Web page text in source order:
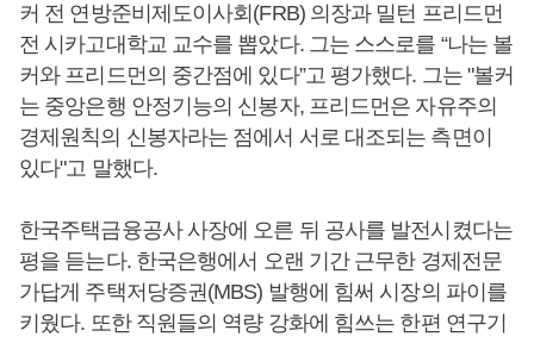
커 전 연방준비제도이사회(FRB) 의장과 밀턴 프리드먼
전 시카고대학교 교수를 뽑았다. 그는 스스로를 “나는 볼
커와 프리드먼의 중간점에 있다”고 평가했다. 그는 "볼커
는 중앙은행 안정기능의 신봉자, 프리드먼은 자유주의
경제원칙의 신봉자라는 점에서 서로 대조되는 측면이
있다"고 말했다.
한국주택금융공사 사장에 오른 뒤 공사를 발전시켰다는
평을 듣는다. 한국은행에서 오랜 기간 근무한 경제전문
가답게 주택저당증권(MBS) 발행에 힘써 시장의 파이를
키웠다. 또한 직원들의 역량 강화에 힘쓰는 한편 연구기